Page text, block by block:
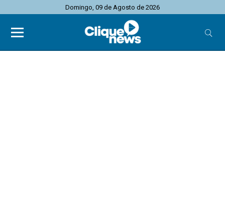
Domingo, 09 de Agosto de 2026